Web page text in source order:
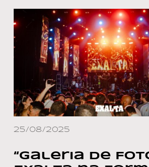
25/08/2025
“Galeria de